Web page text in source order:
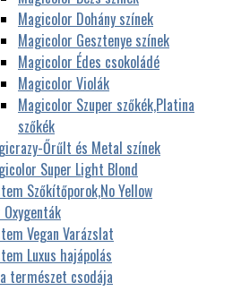
Magicolor Dohány színek
Magicolor Gesztenye színek
Magicolor Édes csokoládé
Magicolor Violák
Magicolor Szuper szőkék,Platina
szőkék
Őrűlt és Metal színek
Super Light Blond
Szőkítőporok,No Yellow
Vegan Varázslat
Luxus hajápolás
természet csodája